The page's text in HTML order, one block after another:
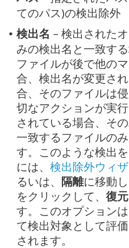
てのパス)の検出除外
• 検出名 – 検出された
みの検出名と一致す
ファイルが後で他の
合、検出名が変更さ
合、そのファイルは
切なアクションが実
されている場合、その
一致するファイルの
す。このような検出
には、 検出除外ウィ
るいは、 隔離に移動
をクリックして、 復
す。このオプション
て検出対象として評
されます。